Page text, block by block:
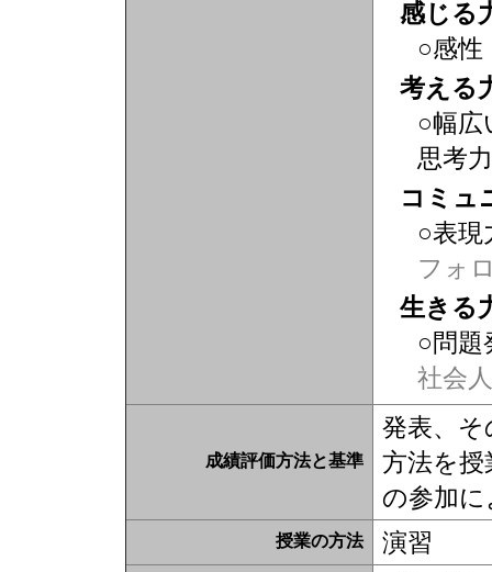
感じる
○感性
考える
○幅広
思考力
コミュ
○表現
フォ
生きる
○問題
社会
成績評価方法と基準
発表、そ
方法を
の参加
授業の方法 演習